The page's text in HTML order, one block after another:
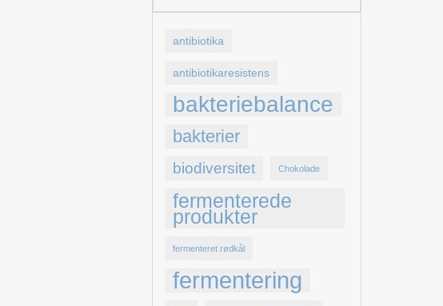
antibiotika
antibiotikaresistens
bakteriebalance
bakterier
biodiversitet Chokolade
fermenterede
produkter
fermenteret rødkål
fermentering